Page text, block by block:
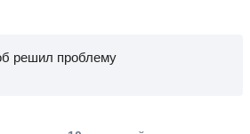
решил проблему